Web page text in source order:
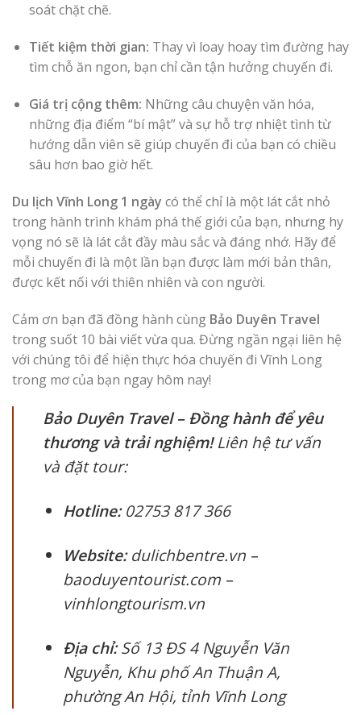
soát chặt chẽ.
Tiết kiệm thời gian: Thay vì loay hoay tìm đường hay
tìm chỗ ăn ngon, bạn chỉ cần tận hưởng chuyến đi.
Giá trị cộng thêm: Những câu chuyện văn hóa,
những địa điểm “bí mật” và sự hỗ trợ nhiệt tình từ
hướng dẫn viên sẽ giúp chuyến đi của bạn có chiều
sâu hơn bao giờ hết.
Du lịch Vĩnh Long 1 ngày có thể chỉ là một lát cắt nhỏ
trong hành trình khám phá thế giới của bạn, nhưng hy
vọng nó sẽ là lát cắt đầy màu sắc và đáng nhớ. Hãy để
mỗi chuyến đi là một lần bạn được làm mới bản thân,
được kết nối với thiên nhiên và con người.
Cảm ơn bạn đã đồng hành cùng Bảo Duyên Travel
trong suốt 10 bài viết vừa qua. Đừng ngần ngại liên hệ
với chúng tôi để hiện thực hóa chuyến đi Vĩnh Long
trong mơ của bạn ngay hôm nay!
Bảo Duyên Travel – Đồng hành để yêu
thương và trải nghiệm! Liên hệ tư vấn
và đặt tour:
Hotline:02753 817 366
Website:dulichbentre.vn –
baoduyentourist.com –
vinhlongtourism.vn
Địa chỉ:Số 13 ĐS 4 Nguyễn Văn
Nguyễn, Khu phố An Thuận A,
phường An Hội, tỉnh Vĩnh Long